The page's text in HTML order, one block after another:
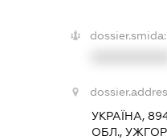
dossier.smida:
УКРАЇНА,
ОБЛ.,